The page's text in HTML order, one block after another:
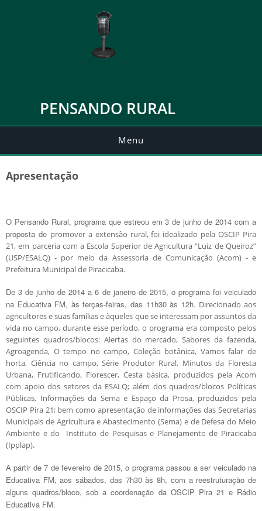
PENSANDO RURAL
Menu
Apresentação
O Pensando Rural, programa que estreou em 3 de junho de 2014 com a
proposta de promover a extensão rural, foi idealizado pela OSCIP Pira
21, em parceria com a Escola Superior de Agricultura “Luiz de Queiroz”
(USP/ESALQ) - por meio da Assessoria de Comunicação (Acom) - e
Prefeitura Municipal de Piracicaba.
De 3 de junho de 2014 a 6 de janeiro de 2015, o programa foi veiculado
na Educativa FM, às terças-feiras, das 11h30 às 12h. Direcionado aos
agricultores e suas famílias e àqueles que se interessam por assuntos da
vida no campo, durante esse período, o programa era composto pelos
seguintes quadros/blocos: Alertas do mercado, Sabores da fazenda,
Agroagenda, O tempo no campo, Coleção botânica, Vamos falar de
horta, Ciência no campo, Série Produtor Rural, Minutos da Floresta
Urbana, Frutificando, Florescer, Cesta básica, produzidos pela Acom
com apoio dos setores da ESALQ; além dos quadros/blocos Políticas
Públicas, Informações da Sema e Espaço da Prosa, produzidos pela
OSCIP Pira 21; bem como apresentação de informações das Secretarias
Municipais de Agricultura e Abastecimento (Sema) e de Defesa do Meio
Ambiente e do Instituto de Pesquisas e Planejamento de Piracicaba
(Ipplap).
A partir de 7 de fevereiro de 2015, o programa passou a ser veiculado na
Educativa FM, aos sábados, das 7h30 às 8h, com a reestruturação de
alguns quadros/bloco, sob a coordenação da OSCIP Pira 21 e Rádio
Educativa FM.